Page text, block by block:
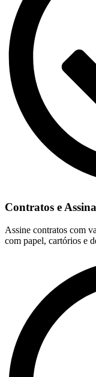
Contratos e
Assine contratos com
com papel, cartórios e